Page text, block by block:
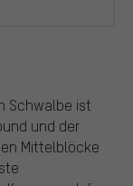
Schwalbe ist
und der
Mittelblöcke